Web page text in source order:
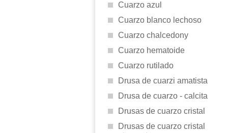
Cuarzo azul
Cuarzo blanco lechoso
Cuarzo chalcedony
Cuarzo hematoide
Cuarzo rutilado
Drusa de cuarzi amatista
Drusa de cuarzo - calcita
Drusas de cuarzo cristal
Drusas de cuarzo cristal